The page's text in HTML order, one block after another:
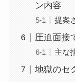
ン内容
提案
圧迫面接
主な
地獄のセ